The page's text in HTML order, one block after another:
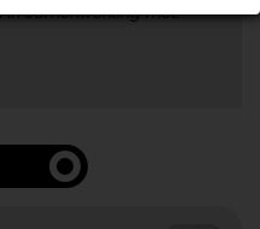
samenwerking met: